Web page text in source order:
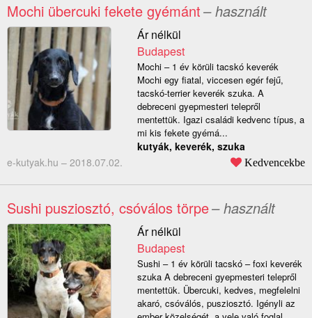
Mochi übercuki fekete gyémánt– használt
Ár nélkül
Budapest
Mochi – 1 év körüli tacskó keverék
Mochi egy fiatal, viccesen egér fejű,
tacskó-terrier keverék szuka. A
debreceni gyepmesteri telepről
mentettük. Igazi családi kedvenc típus, a
mi kis fekete gyémá...
kutyák, keverék, szuka
e-kutyak.hu – 2018.07.02. Kedvencekbe
Sushi pusziosztó, csóválos törpe– használt
Ár nélkül
Budapest
Sushi – 1 év körüli tacskó – foxi keverék
szuka A debreceni gyepmesteri telepről
mentettük. Übercuki, kedves, megfelelni
akaró, csóválós, pusziosztó. Igényli az